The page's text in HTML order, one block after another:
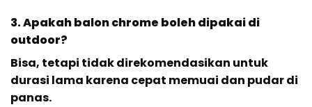
3. Apakah balon chrome boleh dipakai di
outdoor?
Bisa, tetapi tidak direkomendasikan untuk
durasi lama karena cepat memuai dan pudar di
panas.